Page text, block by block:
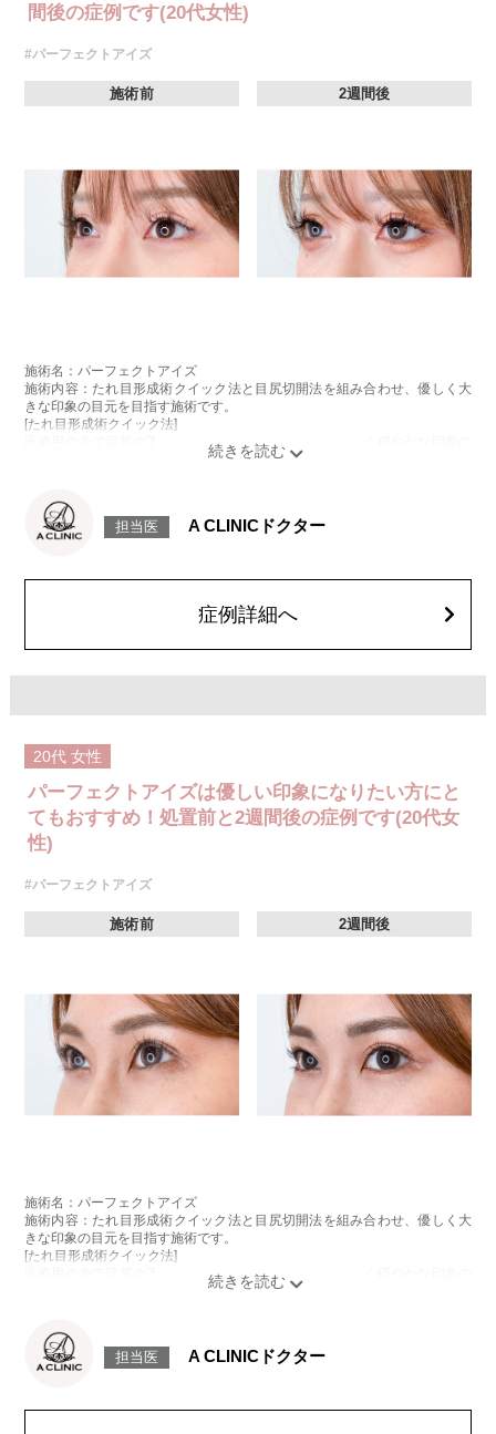
間後の症例です(20代女性)
#パーフェクトアイズ
施術前 2週間後
施術名：パーフェクトアイズ
施術内容：たれ目形成術クイック法と目尻切開法を組み合わせ、優しく大
きな印象の目元を目指す施術です。
[たれ目形成術クイック法]
医療用の糸で目尻の下側を軽く引き下げることで、優しく穏やかな印象の
なり、目の横幅を大きく見せる施術です。
施術時間：約30分程
後一時的に生じることがございます。また、稀に細菌感染症、左右差、後
戻り、目尻のラインに段差が生じる、睫毛が切れたり抜ける、結膜腫脹な
どが生じることがございます。
オプション：笑気麻酔 3,300円(税込)
担当医 A CLINICドクター
症例詳細へ
20代 女性
パーフェクトアイズは優しい印象になりたい方にと
てもおすすめ！処置前と2週間後の症例です(20代女
性)
#パーフェクトアイズ
施術前 2週間後
施術名：パーフェクトアイズ
施術内容：たれ目形成術クイック法と目尻切開法を組み合わせ、優しく大
きな印象の目元を目指す施術です。
[たれ目形成術クイック法]
医療用の糸で目尻の下側を軽く引き下げることで、優しく穏やかな印象の
なり、目の横幅を大きく見せる施術です。
施術時間：約30分程
後一時的に生じることがございます。また、稀に細菌感染症、左右差、後
担当医 A CLINICドクター